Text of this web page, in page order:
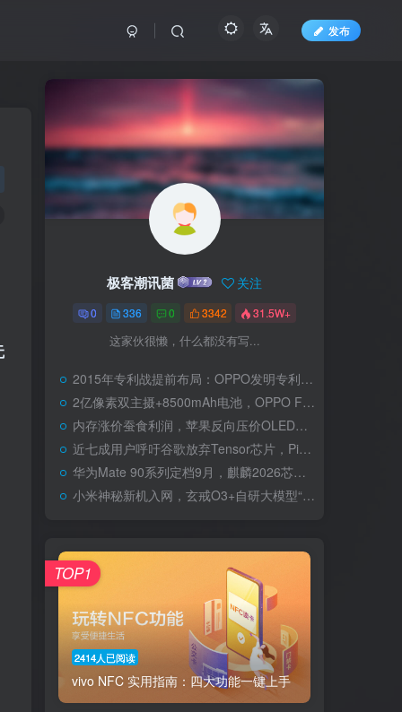
发布
极客潮讯菌 关注
0 336 0 3342 31.5W+
这家伙很懒，什么都没有写...
2015年专利战提前布局：OPPO发明专利申请量跃居全国第四
2亿像素双主摄+8500mAh电池，OPPO Find X10 Ultra爆料汇总
内存涨价蚕食利润，苹果反向压价OLED面板对冲成本
近七成用户呼吁谷歌放弃Tensor芯片，Pixel 11或仍将搭载G6
华为Mate 90系列定档9月，麒麟2026芯片首发剑指3nm性能
小米神秘新机入网，玄戒O3+自研大模型“三合一”落地在即
2414人已阅读
vivo NFC 实用指南：四大功能一键上手
TOP1